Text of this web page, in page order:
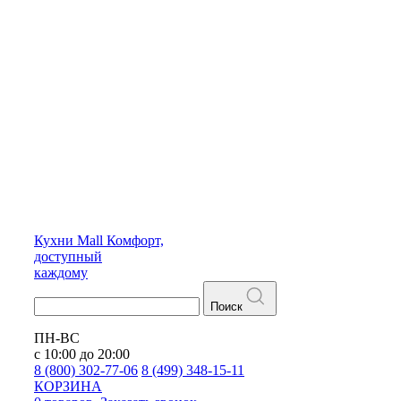
Кухни Mall Комфорт,
доступный
каждому
Поиск
ПН-ВС
с 10:00 до 20:00
8 (800) 302-77-06 8 (499) 348-15-11
КОРЗИНА